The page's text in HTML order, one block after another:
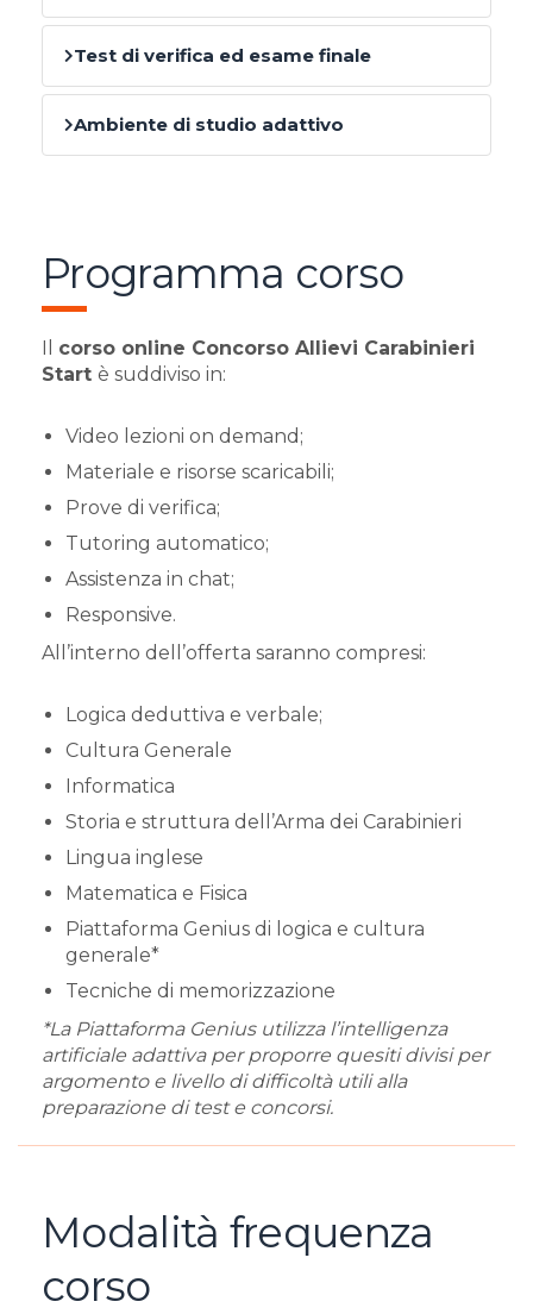
Test di verifica ed esame finale
Ambiente di studio adattivo
Programma corso
corso online Concorso Allievi Carabinieri
Start è suddiviso in:
Video lezioni on demand;
Materiale e risorse scaricabili;
Prove di verifica;
Tutoring automatico;
Assistenza in chat;
Responsive.
All’interno dell’offerta saranno compresi:
Logica deduttiva e verbale;
Cultura Generale
Informatica
Storia e struttura dell’Arma dei Carabinieri
Lingua inglese
Matematica e Fisica
Piattaforma Genius di logica e cultura
generale*
Tecniche di memorizzazione
*La Piattaforma Genius utilizza l’intelligenza
artificiale adattiva per proporre quesiti divisi per
argomento e livello di difficoltà utili alla
preparazione di test e concorsi.
Modalità frequenza
corso